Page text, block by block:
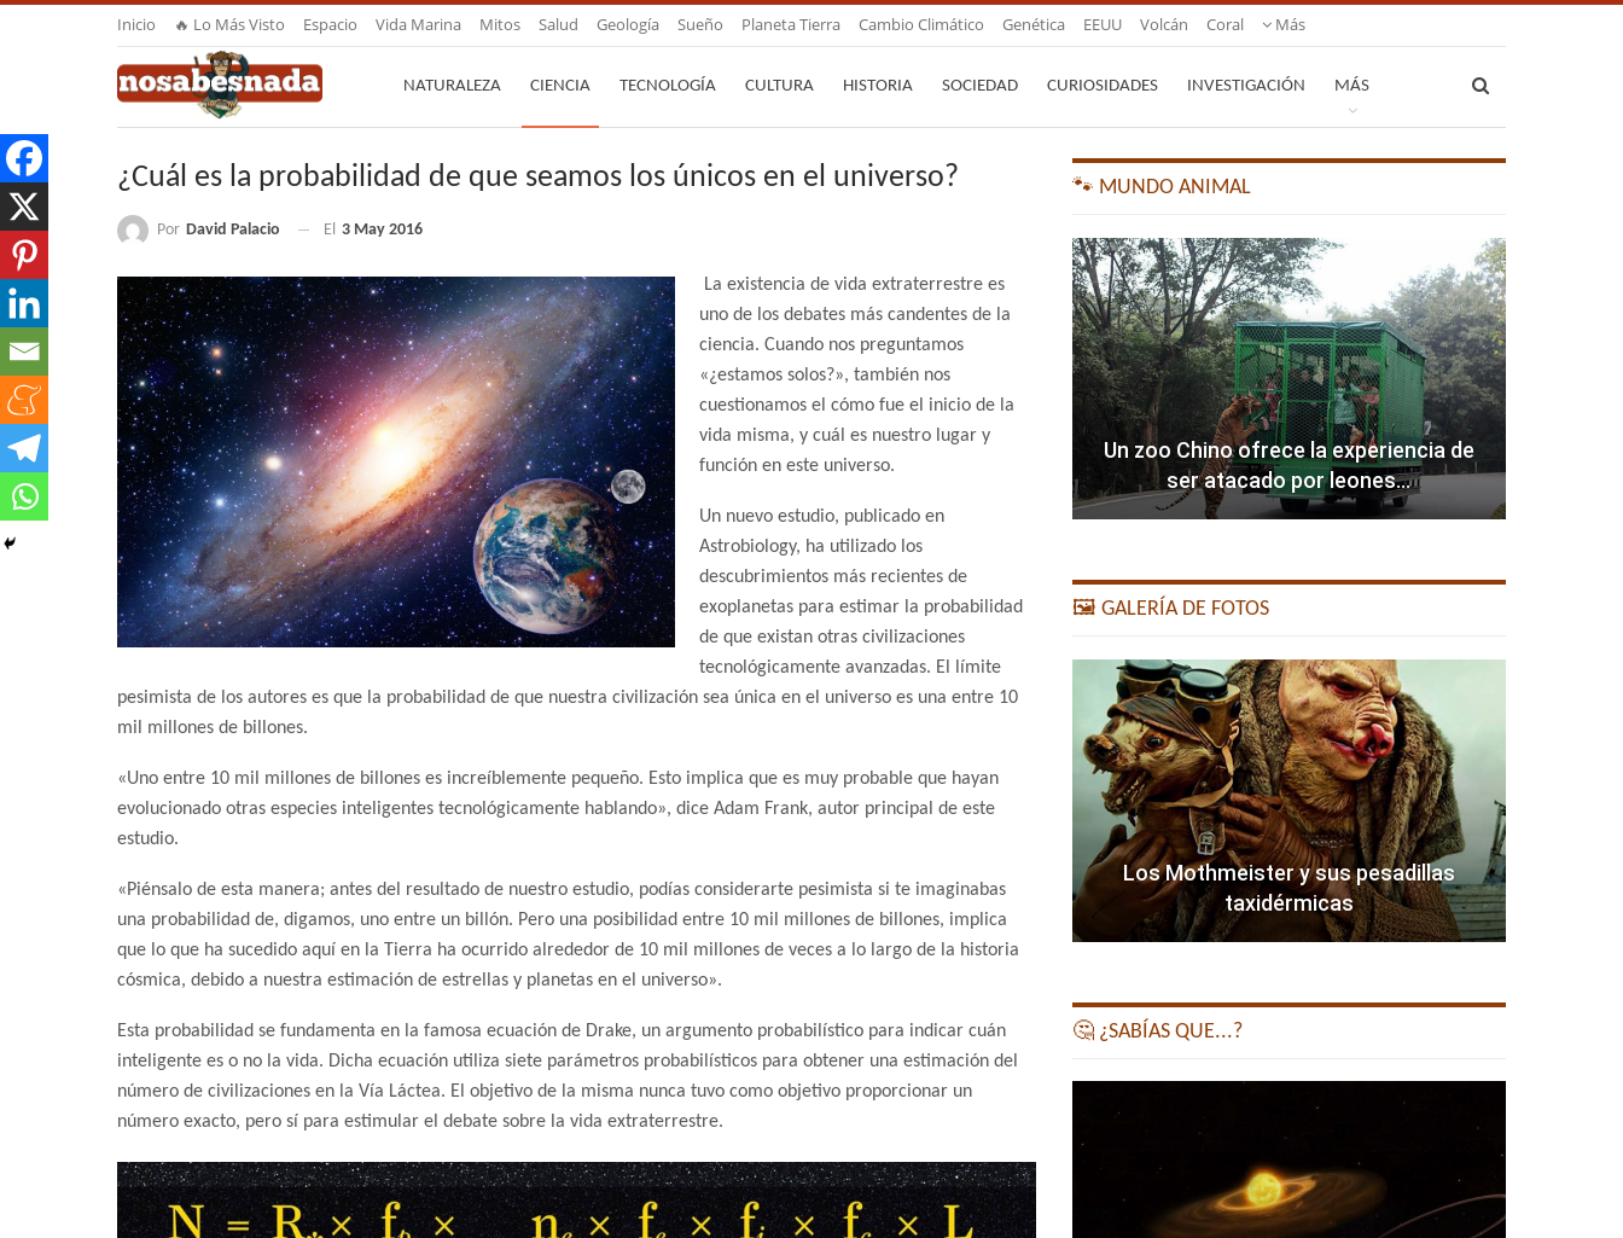
Inicio 🔥 Lo Más Visto Espacio Vida Marina Mitos Salud Geología Sueño Planeta Tierra Cambio Climático Genética EEUU Volcán Coral Más
NATURALEZA CIENCIA TECNOLOGÍA CULTURA HISTORIA SOCIEDAD CURIOSIDADES INVESTIGACIÓN MÁS
¿Cuál es la probabilidad de que seamos los únicos en el universo?
Por David Palacio El 3 May 2016
La existencia de vida extraterrestre es
uno de los debates más candentes de la
ciencia. Cuando nos preguntamos
«¿estamos solos?», también nos
cuestionamos el cómo fue el inicio de la
vida misma, y cuál es nuestro lugar y
función en este universo.
Un nuevo estudio, publicado en
Astrobiology, ha utilizado los
descubrimientos más recientes de
exoplanetas para estimar la probabilidad
de que existan otras civilizaciones
tecnológicamente avanzadas. El límite
pesimista de los autores es que la probabilidad de que nuestra civilización sea única en el universo es una entre 10
mil millones de billones.
«Uno entre 10 mil millones de billones es increíblemente pequeño. Esto implica que es muy probable que hayan
evolucionado otras especies inteligentes tecnológicamente hablando», dice Adam Frank, autor principal de este
estudio.
«Piénsalo de esta manera; antes del resultado de nuestro estudio, podías considerarte pesimista si te imaginabas
una probabilidad de, digamos, uno entre un billón. Pero una posibilidad entre 10 mil millones de billones, implica
que lo que ha sucedido aquí en la Tierra ha ocurrido alrededor de 10 mil millones de veces a lo largo de la historia
cósmica, debido a nuestra estimación de estrellas y planetas en el universo».
Esta probabilidad se fundamenta en la famosa ecuación de Drake, un argumento probabilístico para indicar cuán
inteligente es o no la vida. Dicha ecuación utiliza siete parámetros probabilísticos para obtener una estimación del
número de civilizaciones en la Vía Láctea. El objetivo de la misma nunca tuvo como objetivo proporcionar un
número exacto, pero sí para estimular el debate sobre la vida extraterrestre.
🐾 MUNDO ANIMAL
Un zoo Chino ofrece la experiencia de
ser atacado por leones…
🖼️ GALERÍA DE FOTOS
Los Mothmeister y sus pesadillas
taxidérmicas
🤔 ¿SABÍAS QUE...?